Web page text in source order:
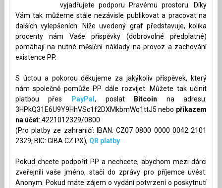
vyjadřujete podporu Pravému prostoru. Díky
Vám tak můžeme stále nezávisle publikovat a pracovat na
dalších vylepšeních. Níže uvedený graf představuje, kolika
procenty nám Vaše příspěvky (dobrovolné předplatné)
pomáhají na nutné měsíční náklady na provoz a zachování
existence PP.
S úctou a pokorou děkujeme za jakýkoliv příspěvek, který
nám společně pomůže PP dále rozvíjet. Můžete tak učinit
platbou přes
PayPal , poslat Bitcoin na adresu:
3HPkQ31E6U9Y9HhVSc1f2DXMkbmWq1ttJ5 nebo příkazem
na účet: 4221012329/0800
(Pro platby ze zahraničí: IBAN: CZ07 0800 0000 0042 2101
2329, BIC: GIBA CZ PX), QR platby
Pokud chcete podpořit PP a nechcete, abychom mezi dárci
zveřejnili vaše jméno, stačí do zprávy pro příjemce uvést:
Anonym. Pokud máte zájem o vydání potvrzení o poskytnutí